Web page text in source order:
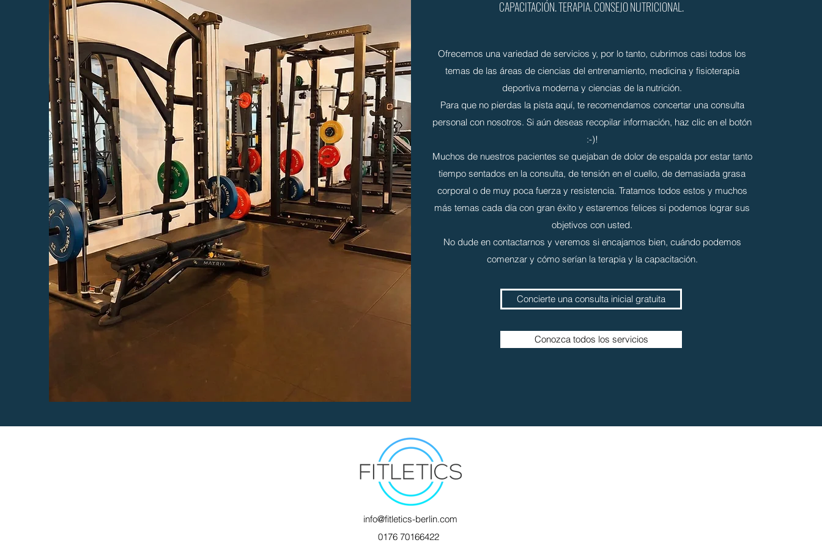
CAPACITACIÓN. TERAPIA. CONSEJO NUTRICIONAL.
Ofrecemos una variedad de servicios y, por lo tanto, cubrimos casi todos los
temas de las áreas de ciencias del entrenamiento, medicina y fisioterapia
deportiva moderna y ciencias de la nutrición.
Para que no pierdas la pista aquí, te recomendamos concertar una consulta
personal con nosotros. Si aún deseas recopilar información, haz clic en el botón
:-)!
Muchos de nuestros pacientes se quejaban de dolor de espalda por estar tanto
tiempo sentados en la consulta, de tensión en el cuello, de demasiada grasa
corporal o de muy poca fuerza y resistencia. Tratamos todos estos y muchos
más temas cada día con gran éxito y estaremos felices si podemos lograr sus
objetivos con usted.
No dude en contactarnos y veremos si encajamos bien, cuándo podemos
comenzar y cómo serían la terapia y la capacitación.
Concierte una consulta inicial gratuita
Conozca todos los servicios
info@fitletics-berlin.com
0176 70166422